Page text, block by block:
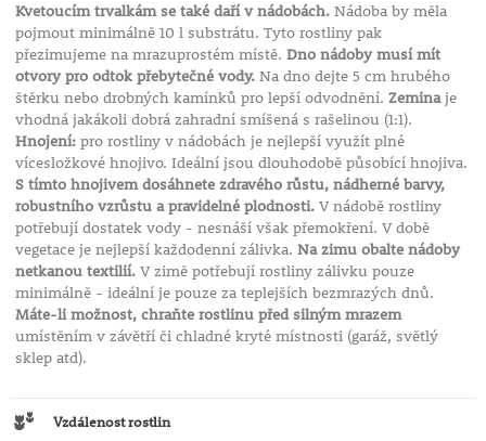
Kvetoucím trvalkám se také daří v nádobách.Nádoba by měla
pojmout minimálně 10 l substrátu. Tyto rostliny pak
přezimujeme na mrazuprostém místě. Dno nádoby musí mít
otvory pro odtok přebytečné vody.Na dno dejte 5 cm hrubého
štěrku nebo drobných kamínků pro lepší odvodnění. Zeminaje
vhodná jakákoli dobrá zahradní smíšená s rašelinou (1:1).
Hnojení:pro rostliny v nádobách je nejlepší využít plné
vícesložkové hnojivo. Ideální jsou dlouhodobě působící hnojiva.
S tímto hnojivem dosáhnete zdravého růstu, nádherné barvy,
robustního vzrůstu a pravidelné plodnosti.V nádobě rostliny
potřebují dostatek vody - nesnáší však přemokření. V době
vegetace je nejlepší každodenní zálivka. Na zimu obalte nádoby
netkanou textilií.V zimě potřebují rostliny zálivku pouze
minimálně - ideální je pouze za teplejších bezmrazých dnů.
Máte-li možnost, chraňte rostlinu před silným mrazem
umístěním v závětří či chladné kryté místnosti (garáž, světlý
sklep atd).
Vzdálenost rostlin